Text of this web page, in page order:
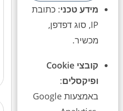
מידע טכני: כתובת
IP, סוג דפדפן,
מכשיר.
קובצי Cookie
ופיקסלים:
באמצעות Google